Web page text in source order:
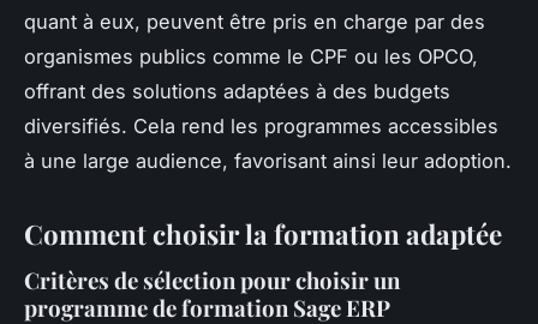
quant à eux, peuvent être pris en charge par des
organismes publics comme le CPF ou les OPCO,
offrant des solutions adaptées à des budgets
diversifiés. Cela rend les programmes accessibles
à une large audience, favorisant ainsi leur adoption.
Comment choisir la formation adaptée
Critères de sélection pour choisir un
programme de formation Sage ERP